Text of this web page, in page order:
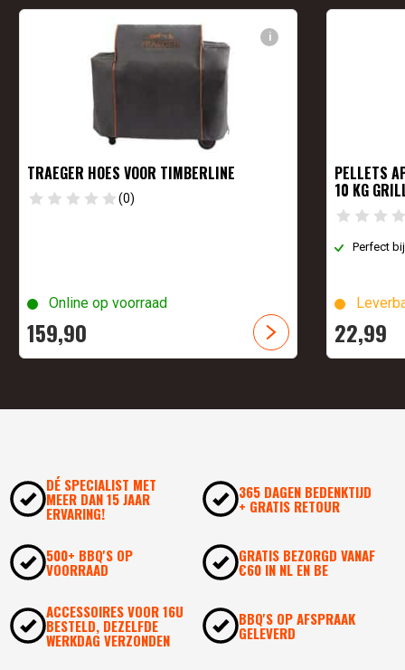
i
TRAEGER HOES VOOR TIMBERLINE
(0)
Online op voorraad
159,90
PELLETS
10 KG
Perfect
22,99
DÉ SPECIALIST MET
MEER DAN 15 JAAR
ERVARING!
365 DAGEN BEDENKTIJD
+ GRATIS RETOUR
500+ BBQ'S OP
VOORRAAD
GRATIS BEZORGD VANAF
€60 IN NL EN BE
ACCESSOIRES VOOR 16U
BESTELD, DEZELFDE
WERKDAG VERZONDEN
BBQ'S OP AFSPRAAK
GELEVERD